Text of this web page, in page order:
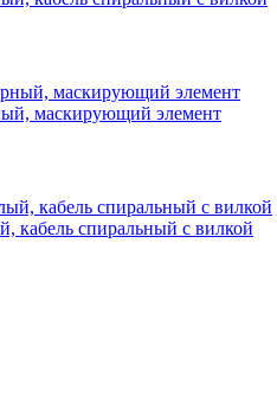
маскирующий элемент
кабель спиральный с вилкой